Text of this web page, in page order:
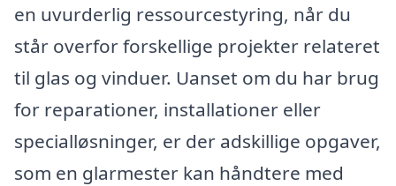
en uvurderlig ressourcestyring, når du
står overfor forskellige projekter relateret
til glas og vinduer. Uanset om du har brug
for reparationer, installationer eller
specialløsninger, er der adskillige opgaver,
som en glarmester kan håndtere med